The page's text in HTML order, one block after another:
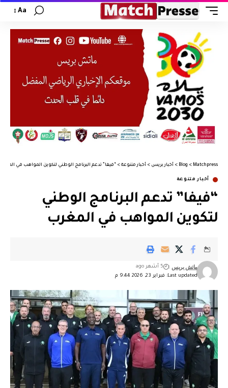
Aa
Matchpress
>
Blog
> أخبار بريس > أخبار متنوعة > “فيفا” تدعم البرنامج الوطني لتكوين المواهب في
أخبار متنوعة
“فيفا” تدعم البرنامج الوطني
لتكوين المواهب في المغرب
Last updated: فبراير 23, 2026 9:44 م
ماتش بريس 5 أشهر ago